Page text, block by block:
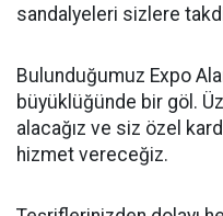
sandalyeleri sizlere
Bulunduğumuz Expo
büyüklüğünde bir göl.
alacağız ve siz özel
hizmet vereceğiz.